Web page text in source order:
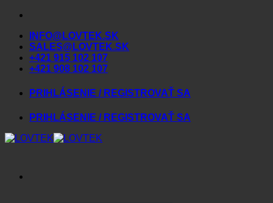
Skip
contentINFO@LOVTEK.SK
SALES@LOVTEK.SK
+421 915 102 107
+421 908 102 107
PRIHLÁSENIE / REGISTROVAŤ SA
PRIHLÁSENIE / REGISTROVAŤ SA